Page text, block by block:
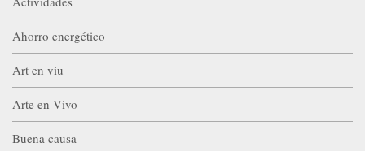
Ahorro energético
Art en viu
Arte en Vivo
Buena causa